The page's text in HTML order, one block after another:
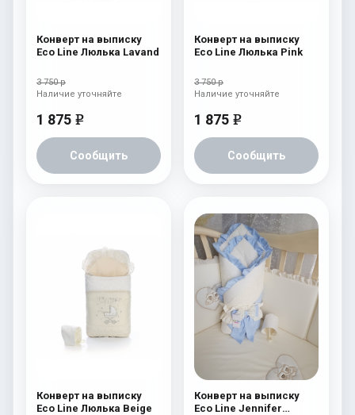
Конверт на выписку
Eco Line Люлька Lavand
3 750 р
1 875 e
Сообщить
Наличие уточняйте
Конверт на выписку
Eco Line Люлька Pink
3 750 р
1 875 e
Сообщить
Наличие уточняйте
Конверт на выписку
Eco Line Люлька Beige
Конверт на выписку
Eco Line Jennifer